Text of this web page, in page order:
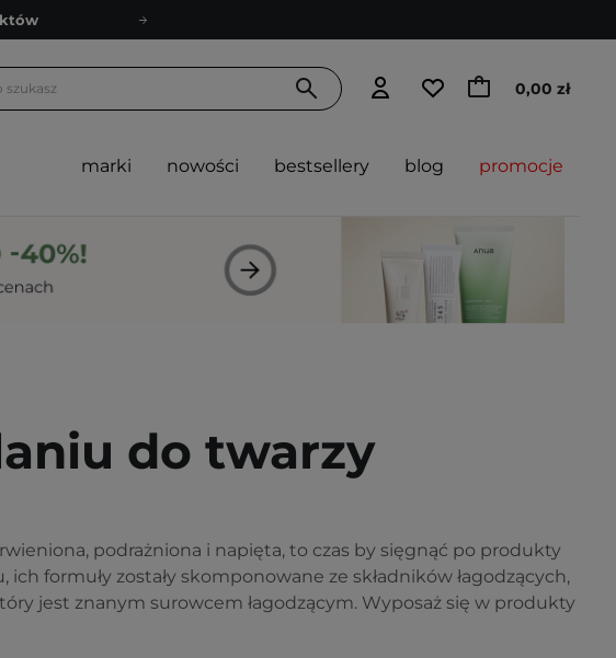
0,00 zł
marki nowości bestsellery blog promocje
do twarzy
podrażniona i napięta, to czas by sięgnąć po produkty
formuły zostały skomponowane ze składników łagodzących,
jest znanym surowcem łagodzącym. Wyposaż się w produkty